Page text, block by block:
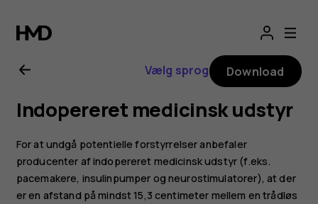
Brugervejledning
til
Nokia
2.1
Vælg sprog Download
Indopereret medicinsk udstyr
For at undgå potentielle forstyrrelser anbefaler
producenter af indopereret medicinsk udstyr (f.eks.
pacemakere, insulinpumper og neurostimulatorer), at der
er en afstand på mindst 15,3 centimeter mellem en trådløs